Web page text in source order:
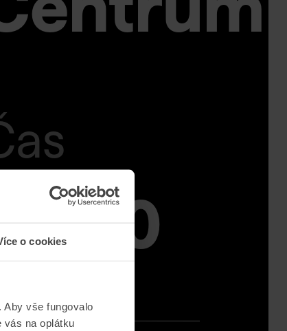
o cookies
vše fungovalo
vás na oplátku